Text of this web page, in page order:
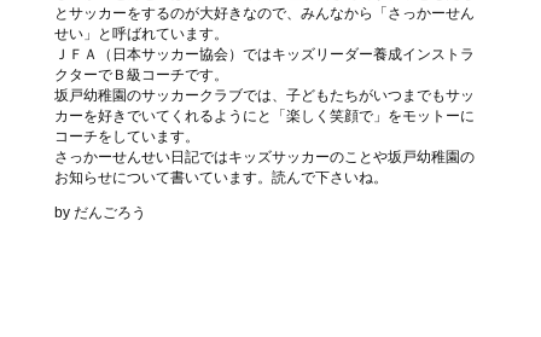
とサッカーをするのが大好きなので、みんなから「さっかーせん
せい」と呼ばれています。
ＪＦＡ（日本サッカー協会）ではキッズリーダー養成インストラ
クターでＢ級コーチです。
坂戸幼稚園のサッカークラブでは、子どもたちがいつまでもサッ
カーを好きでいてくれるようにと「楽しく笑顔で」をモットーに
コーチをしています。
さっかーせんせい日記ではキッズサッカーのことや坂戸幼稚園の
お知らせについて書いています。読んで下さいね。
by だんごろう